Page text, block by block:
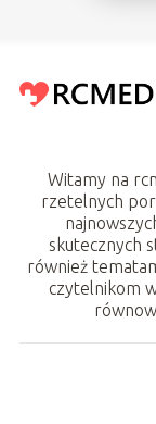
Witamy na
rzetelnych
skutecznych
również
czytelnikom